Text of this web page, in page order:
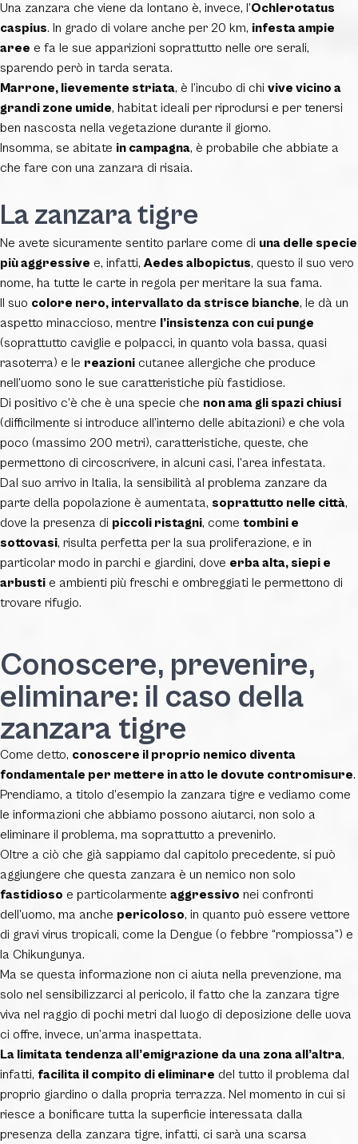
Una zanzara che viene da lontano è, invece, l’Ochlerotatus
caspius. In grado di volare anche per 20 km, infesta ampie
aree e fa le sue apparizioni soprattutto nelle ore serali,
sparendo però in tarda serata.
Marrone, lievemente striata, è l’incubo di chi vive vicino a
grandi zone umide, habitat ideali per riprodursi e per tenersi
ben nascosta nella vegetazione durante il giorno.
Insomma, se abitate in campagna, è probabile che abbiate a
che fare con una zanzara di risaia.
La zanzara tigre
Ne avete sicuramente sentito parlare come di una delle specie
più aggressive e, infatti,Aedes albopictus, questo il suo vero
nome, ha tutte le carte in regola per meritare la sua fama.
Il suo colore nero, intervallato da strisce bianche, le dà un
aspetto minaccioso, mentre l’insistenza con cui punge
(soprattutto caviglie e polpacci, in quanto vola bassa, quasi
rasoterra) e le reazioni cutanee allergiche che produce
nell’uomo sono le sue caratteristiche più fastidiose.
Di positivo c’è che è una specie che non ama gli spazi chiusi
(difficilmente si introduce all’interno delle abitazioni) e che vola
poco (massimo 200 metri), caratteristiche, queste, che
permettono di circoscrivere, in alcuni casi, l’area infestata.
Dal suo arrivo in Italia, la sensibilità al problema zanzare da
parte della popolazione è aumentata, soprattutto nelle città,
dove la presenza di piccoli ristagni, come tombini e
sottovasi, risulta perfetta per la sua proliferazione, e in
particolar modo in parchi e giardini, dove erba alta, siepi e
arbusti e ambienti più freschi e ombreggiati le permettono di
trovare rifugio.
Conoscere, prevenire,
eliminare: il caso della
zanzara tigre
Come detto, conoscere il proprio nemico diventa
fondamentale per mettere in atto le dovute contromisure.
Prendiamo, a titolo d’esempio la zanzara tigre e vediamo come
le informazioni che abbiamo possono aiutarci, non solo a
eliminare il problema, ma soprattutto a prevenirlo.
Oltre a ciò che già sappiamo dal capitolo precedente, si può
aggiungere che questa zanzara è un nemico non solo
fastidioso e particolarmente aggressivo nei confronti
dell’uomo, ma anche pericoloso, in quanto può essere vettore
di gravi virus tropicali, come la Dengue (o febbre “rompiossa”) e
la Chikungunya.
Ma se questa informazione non ci aiuta nella prevenzione, ma
solo nel sensibilizzarci al pericolo, il fatto che la zanzara tigre
viva nel raggio di pochi metri dal luogo di deposizione delle uova
ci offre, invece, un’arma inaspettata.
La limitata tendenza all’emigrazione da una zona all’altra,
infatti, facilita il compito di eliminare del tutto il problema dal
proprio giardino o dalla propria terrazza. Nel momento in cui si
riesce a bonificare tutta la superficie interessata dalla
presenza della zanzara tigre, infatti, ci sarà una scarsa